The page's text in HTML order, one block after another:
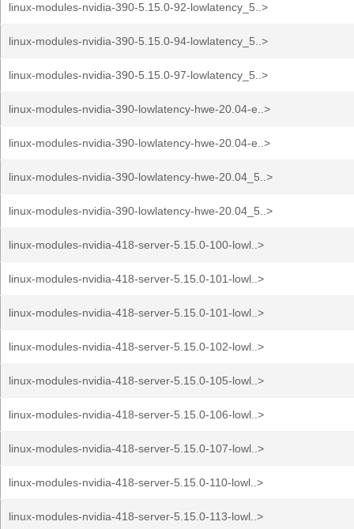
linux-modules-nvidia-390-5.15.0-92-lowlatency_5..>
linux-modules-nvidia-390-5.15.0-94-lowlatency_5..>
linux-modules-nvidia-390-5.15.0-97-lowlatency_5..>
linux-modules-nvidia-390-lowlatency-hwe-20.04-e..>
linux-modules-nvidia-390-lowlatency-hwe-20.04-e..>
linux-modules-nvidia-390-lowlatency-hwe-20.04_5..>
linux-modules-nvidia-390-lowlatency-hwe-20.04_5..>
linux-modules-nvidia-418-server-5.15.0-100-lowl..>
linux-modules-nvidia-418-server-5.15.0-101-lowl..>
linux-modules-nvidia-418-server-5.15.0-101-lowl..>
linux-modules-nvidia-418-server-5.15.0-102-lowl..>
linux-modules-nvidia-418-server-5.15.0-105-lowl..>
linux-modules-nvidia-418-server-5.15.0-106-lowl..>
linux-modules-nvidia-418-server-5.15.0-107-lowl..>
linux-modules-nvidia-418-server-5.15.0-110-lowl..>
linux-modules-nvidia-418-server-5.15.0-113-lowl..>